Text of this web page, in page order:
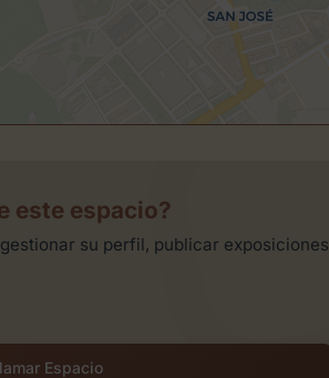
este espacio?
su perfil, publicar exposiciones
Espacio